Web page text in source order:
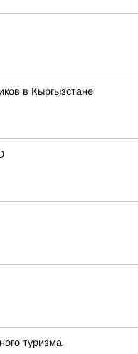
в Кыргызстане
туризма